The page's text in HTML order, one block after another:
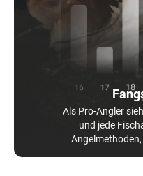
Als Pro-Angler
und jede